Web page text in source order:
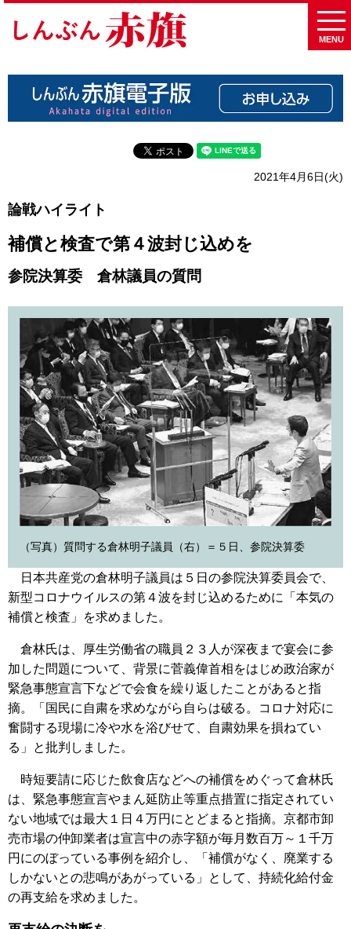
MENU
2021年4月6日(火)
論戦ハイライト
補償と検査で第４波封じ込めを
参院決算委 倉林議員の質問
（写真）質問する倉林明子議員（右）＝５日、参院決算委
日本共産党の倉林明子議員は５日の参院決算委員会で、
新型コロナウイルスの第４波を封じ込めるために「本気の
補償と検査」を求めました。
倉林氏は、厚生労働省の職員２３人が深夜まで宴会に参
加した問題について、背景に菅義偉首相をはじめ政治家が
緊急事態宣言下などで会食を繰り返したことがあると指
摘。「国民に自粛を求めながら自らは破る。コロナ対応に
奮闘する現場に冷や水を浴びせて、自粛効果を損ねてい
る」と批判しました。
時短要請に応じた飲食店などへの補償をめぐって倉林氏
は、緊急事態宣言やまん延防止等重点措置に指定されてい
ない地域では最大１日４万円にとどまると指摘。京都市卸
売市場の仲卸業者は宣言中の赤字額が毎月数百万～１千万
円にのぼっている事例を紹介し、「補償がなく、廃業する
しかないとの悲鳴があがっている」として、持続化給付金
の再支給を求めました。